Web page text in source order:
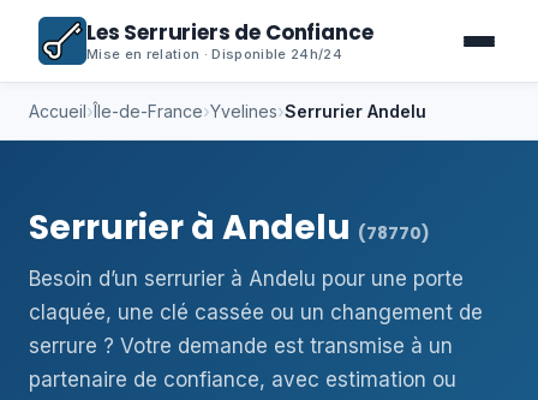
Les Serruriers de Confiance
Mise en relation · Disponible 24h/24
Accueil›Île-de-France›Yvelines›Serrurier Andelu
Serrurier à Andelu (78770)
Besoin d’un serrurier à Andelu pour une porte
claquée, une clé cassée ou un changement de
serrure ? Votre demande est transmise à un
partenaire de confiance, avec estimation ou